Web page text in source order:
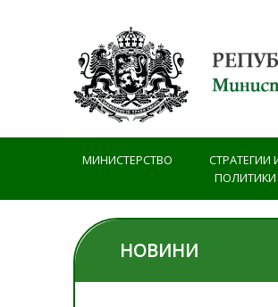
МИНИСТЕРСТВО
СТРАТЕГИИ
ПОЛИТИКИ
НОВИНИ